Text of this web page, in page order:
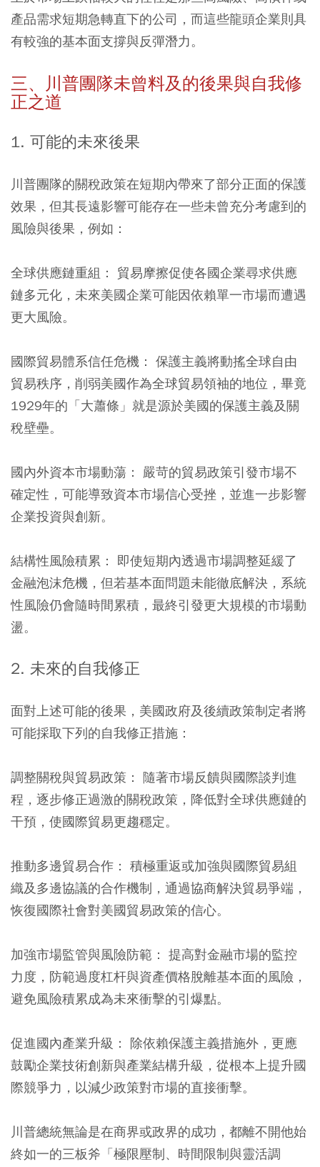
產品需求短期急轉直下的公司，而這些龍頭企業則具
有較強的基本面支撐與反彈潛力。
三、川普團隊未曾料及的後果與自我修
正之道
1. 可能的未來後果
川普團隊的關稅政策在短期內帶來了部分正面的保護
效果，但其長遠影響可能存在一些未曾充分考慮到的
風險與後果，例如：
全球供應鏈重組：
貿易摩擦促使各國企業尋求供應
鏈多元化，未來美國企業可能因依賴單一市場而遭遇
更大風險。
國際貿易體系信任危機： 保護主義將動搖全球自由
貿易秩序，削弱美國作為全球貿易領袖的地位，畢竟
1929年的「大蕭條」就是源於美國的保護主義及關
稅壁壘。
國內外資本市場動蕩： 嚴苛的貿易政策引發市場不
確定性，可能導致資本市場信心受挫，並進一步影響
企業投資與創新。
結構性風險積累： 即使短期內透過市場調整延緩了
金融泡沫危機，但若基本面問題未能徹底解決，系統
性風險仍會隨時間累積，最終引發更大規模的市場動
盪。
2. 未來的自我修正
面對上述可能的後果，美國政府及後續政策制定者將
可能採取下列的自我修正措施：
調整關稅與貿易政策： 隨著市場反饋與國際談判進
程，逐步修正過激的關稅政策，降低對全球供應鏈的
干預，使國際貿易更趨穩定。
推動多邊貿易合作： 積極重返或加強與國際貿易組
織及多邊協議的合作機制，通過協商解決貿易爭端，
恢復國際社會對美國貿易政策的信心。
加強市場監管與風險防範： 提高對金融市場的監控
力度，防範過度杠杆與資產價格脫離基本面的風險，
避免風險積累成為未來衝擊的引爆點。
促進國內產業升級：
除依賴保護主義措施外，更應
鼓勵企業技術創新與產業結構升級，從根本上提升國
際競爭力，以減少政策對市場的直接衝擊。
川普總統無論是在商界或政界的成功，都離不開他始
終如一的三板斧「極限壓制、時間限制與靈活調